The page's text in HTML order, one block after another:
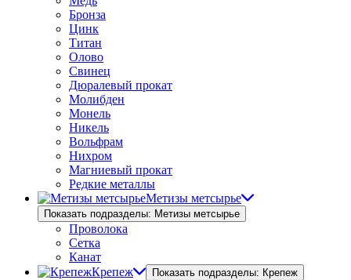
Бронза
Цинк
Титан
Олово
Свинец
Дюралевый прокат
Молибден
Монель
Никель
Вольфрам
Нихром
Магниевый прокат
Редкие металлы
Метизы метсырье
Показать подразделы: Метизы метсырье
Проволока
Сетка
Канат
Крепеж
Показать подразделы: Крепеж